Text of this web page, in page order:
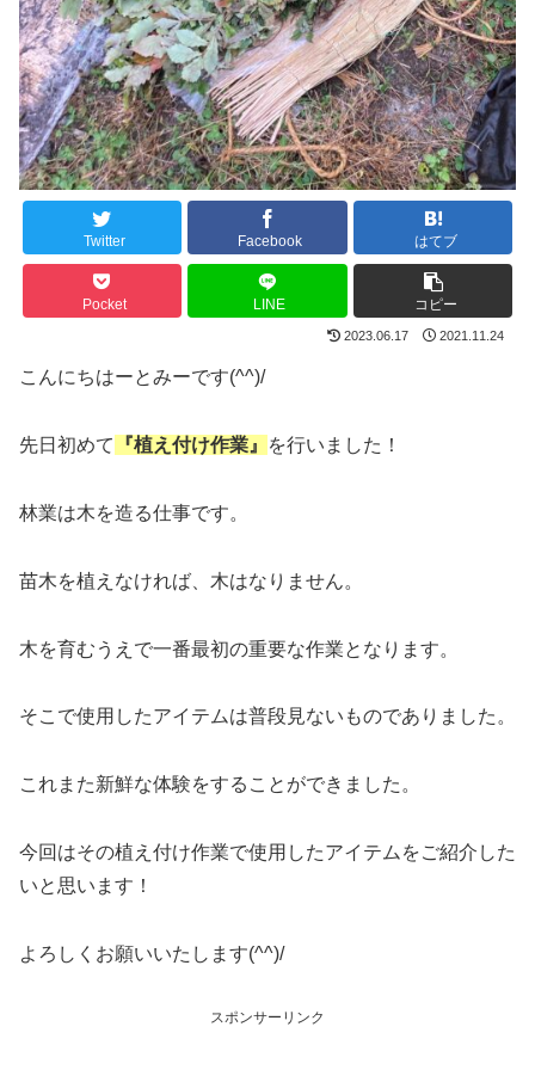
Twitter Facebook はてブ
Pocket LINE コピー
2023.06.17 2021.11.24
こんにちはーとみーです(^^)/
先日初めて 『植え付け作業』 を行いました！
林業は木を造る仕事です。
苗木を植えなければ、木はなりません。
木を育むうえで一番最初の重要な作業となります。
そこで使用したアイテムは普段見ないものでありました。
これまた新鮮な体験をすることができました。
今回はその植え付け作業で使用したアイテムをご紹介した
いと思います！
よろしくお願いいたします(^^)/
スポンサーリンク